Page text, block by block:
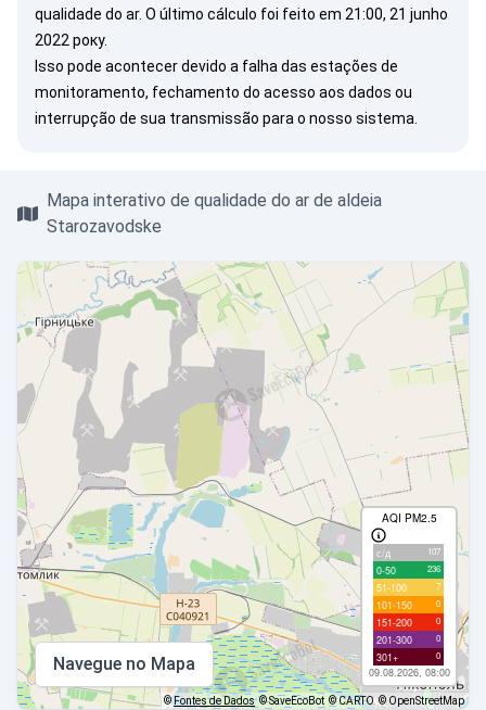
qualidade do ar. O último cálculo foi feito em 21:00, 21 junho
2022 року.
Isso pode acontecer devido a falha das estações de
monitoramento, fechamento do acesso aos dados ou
interrupção de sua transmissão para o nosso sistema.
Mapa interativo de qualidade do ar de aldeia
Starozavodske
AQI PM2.5
с/д 107
0-50 236
51-100 7
101-150 0
151-200 0
201-300 0
301+ 0
09.08.2026, 08:00
Navegue no Mapa
© Fontes de Dados © SaveEcoBot © CARTO © OpenStreetMap